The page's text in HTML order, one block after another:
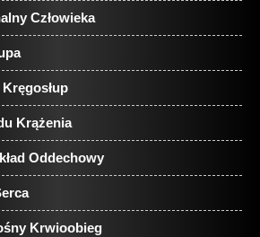
Człowieka
Krążenia
Oddechowy
Krwioobieg